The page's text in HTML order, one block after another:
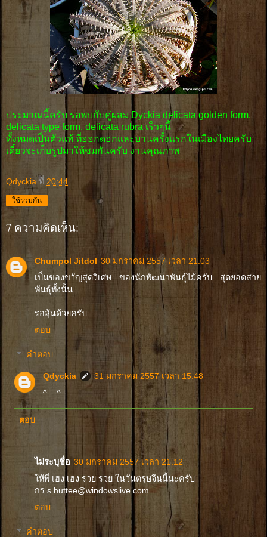
ประมาณนี้ครับ รอพบกับคู่ผสม Dyckia delicata golden form,
delicata type form, delicata rubra เร็วๆนี้
ทั้งหมดเป็นตัวแท้ ที่ออกดอกและบานครั้งแรกในเมืองไทยครับ
เดี๋ยวจะเก็บรูปมาให้ชมกันครับ งานคุณภาพ
Qdyckia ที่ 20:44
ใช้ร่วมกัน
7 ความคิดเห็น:
Chumpol Jitdol 30 มกราคม 2557 เวลา 21:03
เป็นของขวัญสุดวิเศษ ของนักพัฒนาพันธุ์ไม้ครับ สุดยอดสาย
พันธุ์ทั้งนั้น
รอลุ้นด้วยครับ
ตอบ
คำตอบ
Qdyckia
31 มกราคม 2557 เวลา 15:48
^__^
ตอบ
ไม่ระบุชื่อ 30 มกราคม 2557 เวลา 21:12
ให้พี่ เฮง เฮง รวย รวย ในวันตรุษจีนนี้นะครับ
กร s.huttee@windowslive.com
ตอบ
คำตอบ